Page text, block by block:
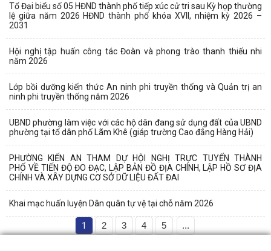
Tổ Đại biểu số 05 HĐND thành phố tiếp xúc cử tri sau Kỳ họp thường
lệ giữa năm 2026 HĐND thành phố khóa XVII, nhiệm kỳ 2026 –
2031
Hội nghị tập huấn công tác Đoàn và phong trào thanh thiếu nhi
năm 2026
Lớp bồi dưỡng kiến thức An ninh phi truyền thống và Quản trị an
ninh phi truyền thống năm 2026
UBND phường làm việc với các hộ dân đang sử dụng đất của UBND
phường tại tổ dân phố Lãm Khê (giáp trường Cao đẳng Hàng Hải)
PHƯỜNG KIẾN AN THAM DỰ HỘI NGHỊ TRỰC TUYẾN THÀNH
PHỐ VỀ TIẾN ĐỘ ĐO ĐẠC, LẬP BẢN ĐỒ ĐỊA CHÍNH, LẬP HỒ SƠ ĐỊA
CHÍNH VÀ XÂY DỰNG CƠ SỞ DỮ LIỆU ĐẤT ĐAI
Khai mạc huấn luyện Dân quân tự vệ tại chỗ năm 2026
1 2 3 4 5 ...